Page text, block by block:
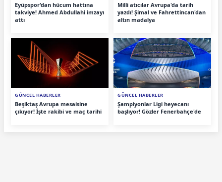
Eyüpspor'dan hücum hattına
takviye! Ahmed Abdullahi imzayı
attı
Milli atıcılar Avrupa'da tarih
yazdı! Şimal ve Fahrettincan'dan
altın madalya
GÜNCEL HABERLER
Beşiktaş Avrupa mesaisine
çıkıyor! İşte rakibi ve maç tarihi
GÜNCEL HABERLER
Şampiyonlar Ligi heyecanı
başlıyor! Gözler Fenerbahçe'de